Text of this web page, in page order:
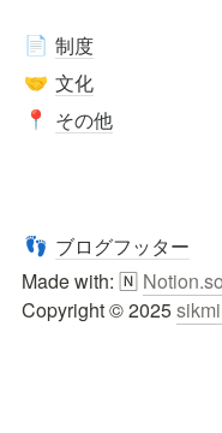
📄 制度
🤝 文化
📍 その他
👣 ブログフッター
Made with: 🄽 Notion.so
Copyright © 2025